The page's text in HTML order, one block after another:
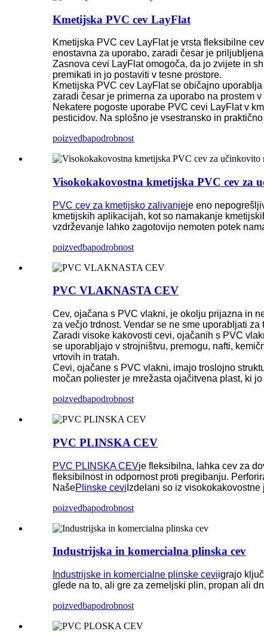
Kmetijska PVC cev LayFlat
Kmetijska PVC cev LayFlat je vrsta fleksibilne
enostavna za uporabo, zaradi česar je
Zasnova cevi LayFlat omogoča, da jo zvijete in
premikati in jo postaviti v tesne prostore.
Kmetijska PVC cev LayFlat se običajno
zaradi česar je primerna za uporabo na prostem
Nekatere pogoste uporabe PVC cevi LayFlat v
pesticidov. Na splošno je vsestransko in
poizvedbapodrobnost
Visokokakovostna kmetijska PVC cev za
PVC cev za kmetijsko zalivanjeje eno
kmetijskih aplikacijah, kot so namakanje
vzdrževanje lahko zagotovijo nemoten potek
poizvedbapodrobnost
PVC VLAKNASTA CEV
Cev, ojačana s PVC vlakni, je okolju prijazna in
za večjo trdnost. Vendar se ne sme uporabljati za
Zaradi visoke kakovosti cevi, ojačanih s PVC
se uporabljajo v strojništvu, premogu, nafti,
vrtovih in tratah.
Cevi, ojačane s PVC vlakni, imajo troslojno
močan poliester je mrežasta ojačitvena plast, ki
poizvedbapodrobnost
PVC PLINSKA CEV
PVC PLINSKA CEVje fleksibilna, lahka cev za
fleksibilnost in odpornost proti pregibanju.
NašePlinske cevi Izdelani so iz
poizvedbapodrobnost
Industrijska in komercialna plinska cev
Industrijske in komercialne plinske ceviigrajo
glede na to, ali gre za zemeljski plin, propan ali
poizvedbapodrobnost